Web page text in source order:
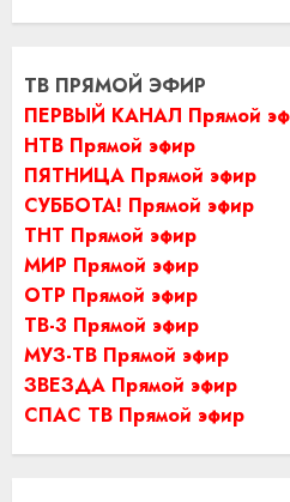
ТВ ПРЯМОЙ ЭФИР
ПЕРВЫЙ КАНАЛ Прямой
НТВ Прямой эфир
ПЯТНИЦА Прямой эфир
СУББОТА! Прямой эфир
ТНТ Прямой эфир
МИР Прямой эфир
ОТР Прямой эфир
ТВ-3 Прямой эфир
МУЗ-ТВ Прямой эфир
ЗВЕЗДА Прямой эфир
СПАС ТВ Прямой эфир